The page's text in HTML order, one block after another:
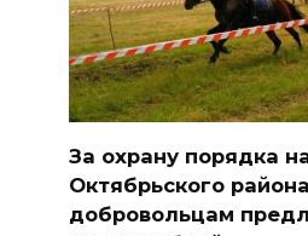
За охрану порядка
Октябрьского района
добровольцам